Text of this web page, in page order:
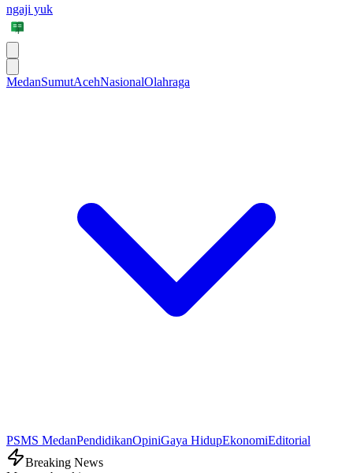
ngaji yuk
MedanSumutAcehNasionalOlahraga
PSMS MedanPendidikanOpiniGaya HidupEkonomiEditorial
Breaking News